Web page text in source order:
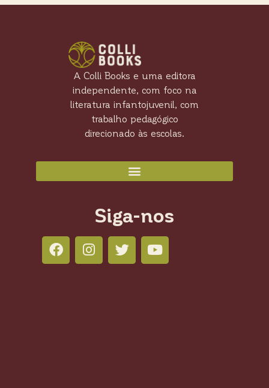
A Colli Books e uma editora
independente, com foco na
literatura infantojuvenil, com
trabalho pedagógico
direcionado às escolas.
Siga-nos